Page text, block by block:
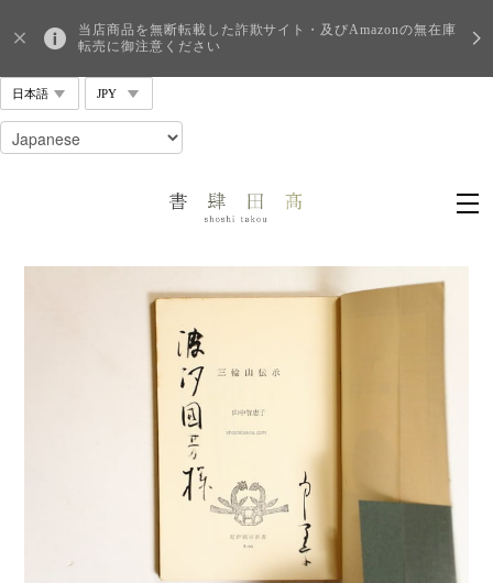
当店商品を無断転載した詐欺サイト・及びAmazonの無在庫
転売に御注意ください